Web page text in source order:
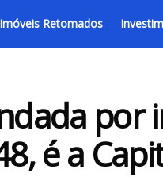
Imóveis Retomados
por
é a